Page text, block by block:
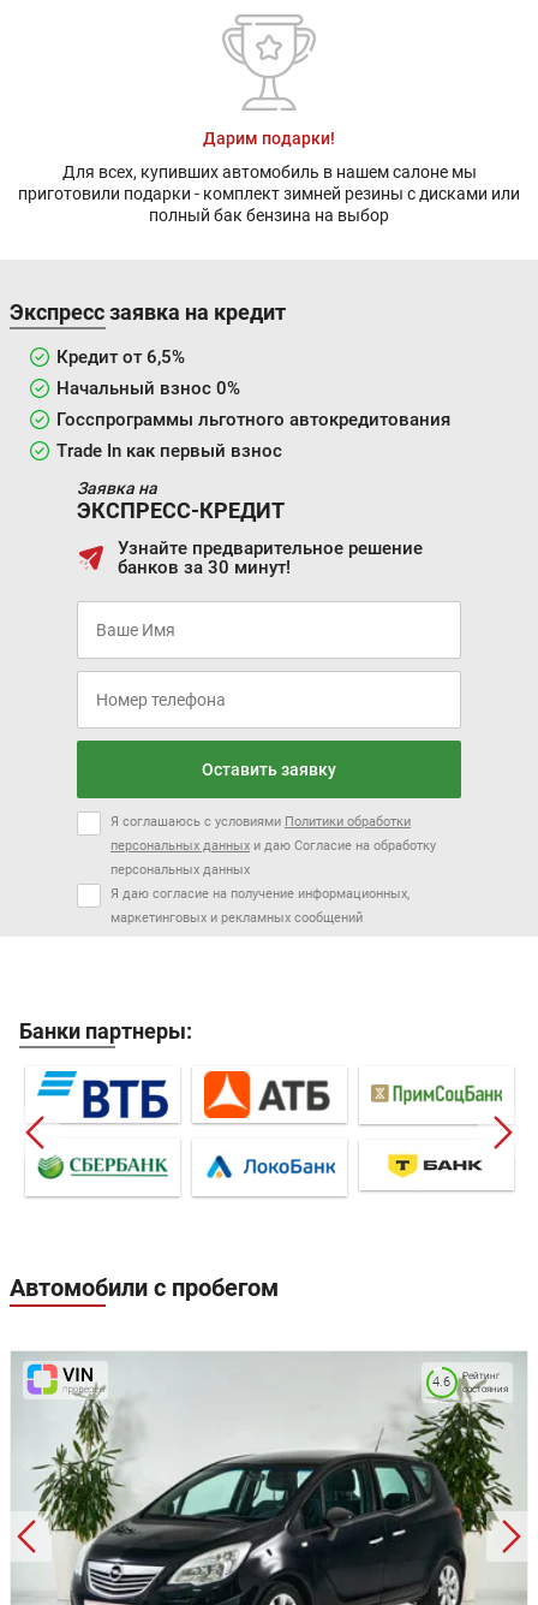
Дарим подарки!
Для всех, купивших автомобиль в нашем салоне мы
приготовили подарки - комплект зимней резины с дисками или
полный бак бензина на выбор
Экспресс заявка на кредит
Кредит от 6,5%
Начальный взнос 0%
Госспрограммы льготного автокредитования
Trade In как первый взнос
Заявка на
ЭКСПРЕСС-КРЕДИТ
Узнайте предварительное решение
банков за 30 минут!
Оставить заявку
Я соглашаюсь с условиями Политики обработки
персональных данных и даю Согласие на обработку
персональных данных
Я даю согласие на получение информационных,
маркетинговых и рекламных сообщений
Банки партнеры:
Автомобили с пробегом
Рейтинг
состояния
4.6